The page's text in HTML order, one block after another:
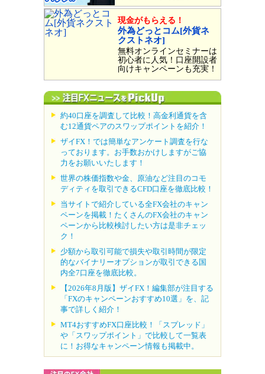
現金がもらえる！
外為どっとコム[外貨ネ
クストネオ]
無料オンラインセミナーは
初心者に人気！口座開設者
向けキャンペーンも充実！
約40口座を調査して比較！高金利通貨を含
む12通貨ペアのスワップポイントを紹介！
ザイFX！では簡単なアンケート調査を行な
っております。お手数おかけしますがご協
力をお願いいたします！
世界の株価指数や金、原油など注目のコモ
ディティを取引できるCFD口座を徹底比較！
当サイトで紹介している全FX会社のキャン
ペーンを掲載！たくさんのFX会社のキャン
ペーンから比較検討したい方は是非チェッ
ク！
少額から取引可能で損失や取引時間が限定
的なバイナリーオプションが取引できる国
内全7口座を徹底比較。
【2026年8月版】ザイFX！編集部が注目する
「FXのキャンペーンおすすめ10選」を、記
事で詳しく紹介！
MT4おすすめFX口座比較！「スプレッド」
や「スワップポイント」で比較して一覧表
に！お得なキャンペーン情報も掲載中。